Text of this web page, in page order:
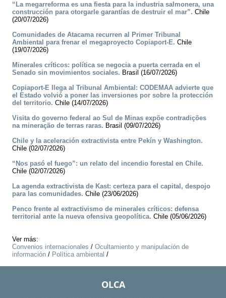
“La megarreforma es una fiesta para la industria salmonera, una
construcción para otorgarle garantías de destruir el mar”. Chile
(20/07/2026)
Comunidades de Atacama recurren al Primer Tribunal
Ambiental para frenar el megaproyecto Copiaport-E. Chile
(19/07/2026)
Minerales críticos: política se negocia a puerta cerrada en el
Senado sin movimientos sociales. Brasil (16/07/2026)
Copiaport-E llega al Tribunal Ambiental: CODEMAA advierte que
el Estado volvió a poner las inversiones por sobre la protección
del territorio. Chile (14/07/2026)
Visita do governo federal ao Sul de Minas expõe contradições
na mineração de terras raras. Brasil (09/07/2026)
Chile y la aceleración extractivista entre Pekín y Washington.
Chile (02/07/2026)
“Nos pasó el fuego”: un relato del incendio forestal en Chile.
Chile (02/07/2026)
La agenda extractivista de Kast: certeza para el capital, despojo
para las comunidades. Chile (23/06/2026)
Penco frente al extractivismo de minerales críticos: defensa
territorial ante la nueva ofensiva geopolítica. Chile (05/06/2026)
Ver más:
Convenios internacionales / Ocultamiento y manipulación de
información / Política ambiental /
OLCA